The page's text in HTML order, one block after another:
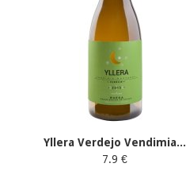
Yllera Verdejo Vendimia...
7.9 €